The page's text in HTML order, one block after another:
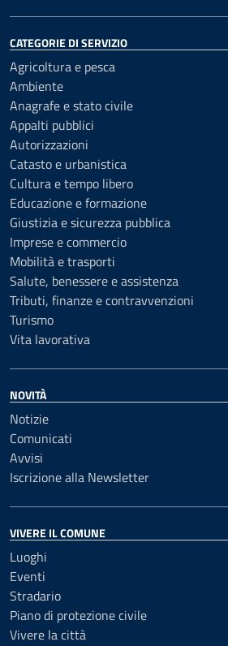
CATEGORIE DI SERVIZIO
Agricoltura e pesca
Ambiente
Anagrafe e stato civile
Appalti pubblici
Autorizzazioni
Catasto e urbanistica
Cultura e tempo libero
Educazione e formazione
Giustizia e sicurezza pubblica
Imprese e commercio
Mobilità e trasporti
Salute, benessere e assistenza
Tributi, finanze e contravvenzioni
Turismo
Vita lavorativa
NOVITÀ
Notizie
Comunicati
Avvisi
Iscrizione alla Newsletter
VIVERE IL COMUNE
Luoghi
Eventi
Stradario
Piano di protezione civile
Vivere la città